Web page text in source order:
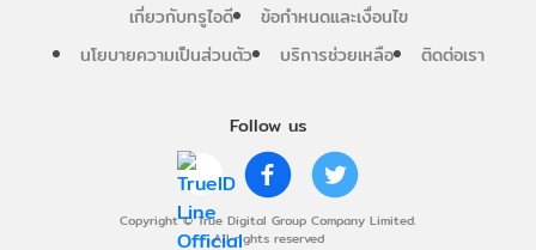
Follow us
Copyright © True Digital Group Company Limited.
All rights reserved
เกี่ยวกับทรูไอดี
ข้อกำหนดและเงื่อนไข
นโยบายความเป็นส่วนตัว
บริการช่วยเหลือ ติดต่อเรา